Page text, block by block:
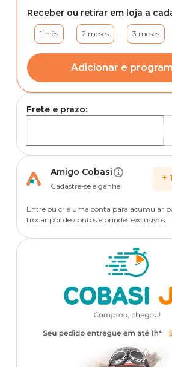
Receber ou retirar em loja a
1 mês 2 meses 3 meses
Adicionar e
Frete e prazo:
Amigo Cobasi
Cadastre-se e ganhe
+
Entre ou crie uma conta para acumular
trocar por descontos e brindes exclusivos.